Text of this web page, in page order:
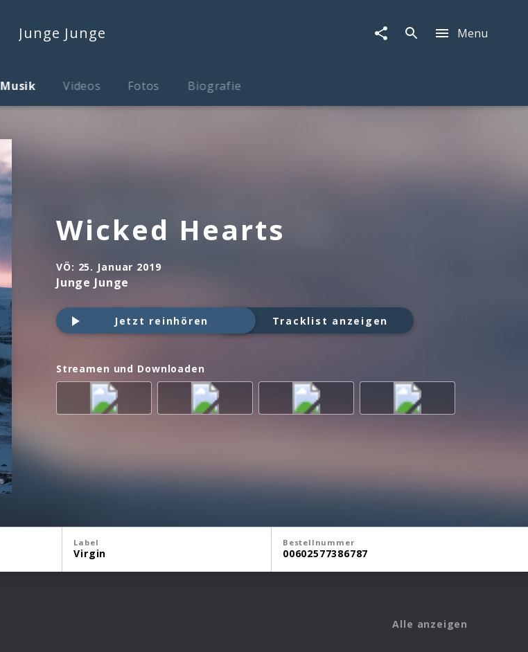
Junge Junge Menu
Musik Videos Fotos Biografie
Wicked Hearts
VÖ: 25. Januar 2019
Junge Junge
Jetzt reinhören Tracklist anzeigen
Streamen und Downloaden
Label
Virgin
Bestellnummer
00602577386787
Alle anzeigen